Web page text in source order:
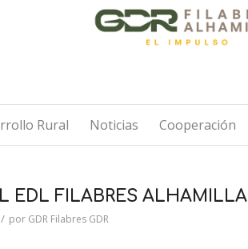
Rural Noticias Cooperación
EDL FILABRES ALHAMILLA
/ por GDR Filabres GDR